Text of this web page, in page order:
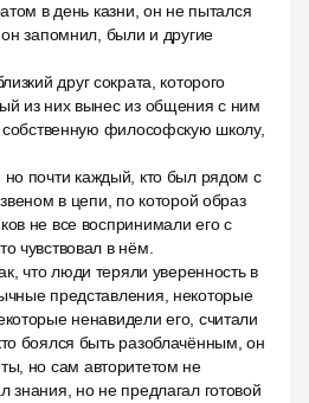
в день казни, он не пытался
запомнил, были и другие
друг сократа, которого
из них вынес из общения с ним
собственную философскую школу,
почти каждый, кто был рядом с
в цепи, по которой образ
не все воспринимали его с
чувствовал в нём.
что люди теряли уверенность в
представления, некоторые
ненавидели его, считали
боялся быть разоблачённым, он
но сам авторитетом не
знания, но не предлагал готовой